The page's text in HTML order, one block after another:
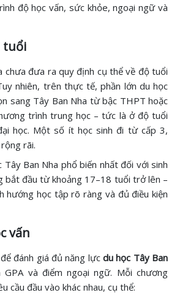
độ học vấn, sức khỏe, ngoại ngữ và
tuổi
chưa đưa ra quy định cụ thể về độ tuổi
nhiên, trên thực tế, phần lớn du học
sang Tây Ban Nha từ bậc THPT hoặc
trình trung học – tức là ở độ tuổi
học. Một số ít học sinh đi từ cấp 3,
rãi.
Ban Nha phổ biến nhất đối với sinh
bắt đầu từ khoảng 17–18 tuổi trở lên –
hướng học tập rõ ràng và đủ điều kiện
vấn
đánh giá đủ năng lựcdu học Tây Ban
GPA và điểm ngoại ngữ. Mỗi chương
cầu đầu vào khác nhau, cụ thể: